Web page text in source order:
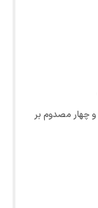
یک کشته و چهار مصدوم بر